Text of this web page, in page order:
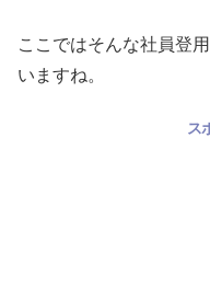
ここではそんな社員登
いますね。
ス